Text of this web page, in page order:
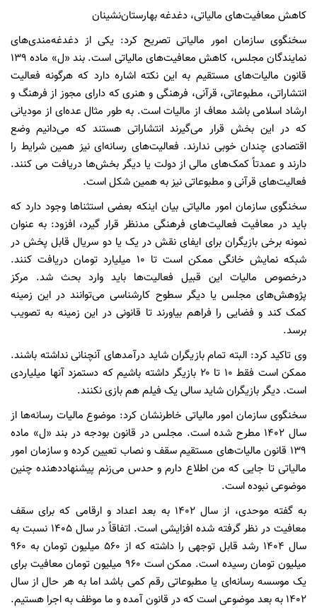
کاهش معافیت‌های مالیاتی، دغدغه بهارستان‌نشینان
سخنگوی سازمان امور مالیاتی تصریح کرد: یکی از دغدغه‌مندی‌های
نمایندگان مجلس، کاهش معافیت‌های مالیاتی است. بند «ل» ماده ۱۳۹
قانون مالیات‌های مستقیم به این نکته اشاره دارد که هرگونه فعالیت
انتشاراتی، مطبوعاتی، قرآنی، فرهنگی و هنری که دارای مجوز از فرهنگ و
ارشاد اسلامی باشد معاف از مالیات است. به طور مثال عده‌ای از مودیانی
که در این بخش قرار می‌گیرند انتشاراتی هستند که می‌دانیم وضع
اقتصادی چندان خوبی ندارند. فعالیت‌های رسانه‌ای نیز همین شرایط را
دارند و عمدتاً کمک‌های مالی از دولت یا دیگر بخش‌ها دریافت می کنند.
فعالیت‌های قرآنی و مطبوعاتی نیز به همین شکل است.
سخنگوی سازمان امور مالیاتی بیان اینکه بعضی استثناها وجود دارد که
باید در معافیت فعالیت‌های فرهنگی مدنظر قرار گیرد، افزود: به عنوان
نمونه برخی بازیگران برای ایفای نقش در یک یا دو سریال قابل پخش در
شبکه نمایش خانگی ممکن است تا ۱۰ میلیارد تومان دریافت کنند.
درخصوص مالیات این قبیل فعالیت‌ها باید وارد بحث شد. مرکز
پژوهش‌های مجلس یا دیگر سطوح کارشناسی می‌توانند در این زمینه
کمک کند و فضایی را فراهم بیاورند تا قانونی در این زمینه به تصویب
برسد.
وی تاکید کرد: البته تمام بازیگران شاید درآمدهای آنچنانی نداشته باشند.
ممکن است فقط ۱۰ تا ۲۰ بازیگر داشته باشیم که دستمزد آنها میلیاردی
است. دیگر بازیگران شاید سالی یک فیلم هم بازی نکنند.
سخنگوی سازمان امور مالیاتی خاطرنشان کرد: موضوع مالیات رسانه‌ها از
سال ۱۴۰۲ مطرح شده است. مجلس در قانون بودجه در بند «ل» ماده
۱۳۹ قانون مالیات‌های مستقیم سقف و نصاب تعیین کرده و سازمان امور
مالیاتی تا جایی که من اطلاع دارم و حدس می‌زنم پیشنهاددهنده چنین
موضوعی نبوده است.
به گفته موحدی، از سال ۱۴۰۲ به بعد اعداد و ارقامی که برای سقف
معافیت در نظر گرفته شده افزایشی است. اتفاقاً در سال ۱۴۰۵ نسبت به
سال ۱۴۰۴ رشد قابل توجهی را داشته که از ۵۶۰ میلیون تومان به ۹۶۰
میلیون تومان رسیده است. ممکن است ۹۶۰ میلیون تومان معافیت برای
یک موسسه رسانه‌ای یا مطبوعاتی رقم کمی باشد اما به هر حال از سال
۱۴۰۲ به بعد موضوعی است که در قانون آمده و ما موظف به اجرا هستیم.